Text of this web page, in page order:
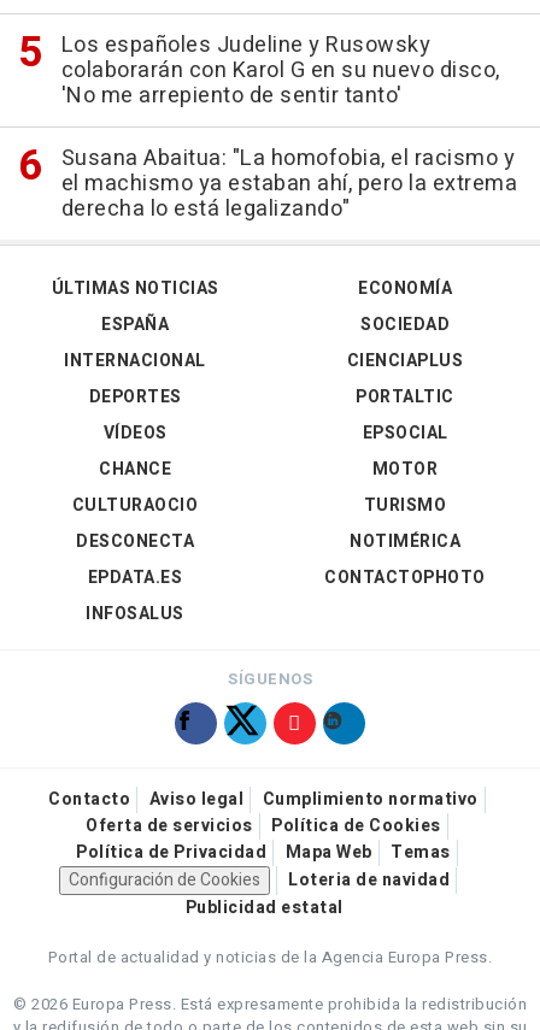
Los españoles Judeline y Rusowsky
colaborarán con Karol G en su nuevo disco,
'No me arrepiento de sentir tanto'
Susana Abaitua: "La homofobia, el racismo y
el machismo ya estaban ahí, pero la extrema
derecha lo está legalizando"
ÚLTIMAS NOTICIAS
ESPAÑA
INTERNACIONAL
DEPORTES
VÍDEOS
ECONOMÍA
SOCIEDAD
CIENCIAPLUS
PORTALTIC
EPSOCIAL
CHANCE
CULTURAOCIO
DESCONECTA
EPDATA.ES
INFOSALUS
MOTOR
TURISMO
NOTIMÉRICA
CONTACTOPHOTO
SÍGUENOS
Contacto Aviso legal
Cumplimiento normativo
Oferta de servicios
Política de Cookies
Política de Privacidad
Mapa Web
Temas
Configuración de Cookies
Loteria de navidad
Publicidad estatal
Portal de actualidad y noticias de la Agencia Europa Press.
© 2026 Europa Press. Está expresamente prohibida la redistribución